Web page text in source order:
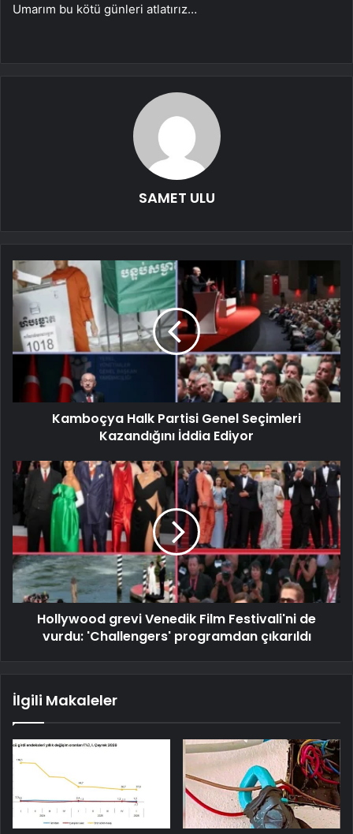
Umarım bu kötü günleri atlatırız…
SAMET ULU
Kamboçya Halk Partisi Genel Seçimleri
Kazandığını İddia Ediyor
Hollywood grevi Venedik Film Festivali'ni de
vurdu: 'Challengers' programdan çıkarıldı
İlgili Makaleler